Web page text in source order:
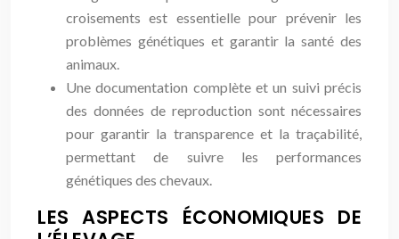
croisements est essentielle pour prévenir les
problèmes génétiques et garantir la santé des
animaux.
Une documentation complète et un suivi précis
des données de reproduction sont nécessaires
pour garantir la transparence et la traçabilité,
permettant de suivre les performances
génétiques des chevaux.
LES ASPECTS ÉCONOMIQUES DE